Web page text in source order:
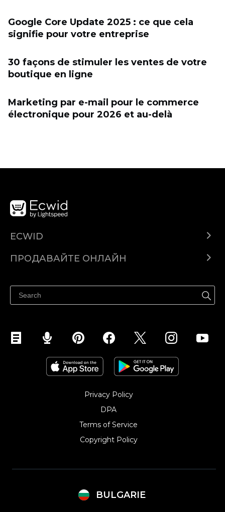
Google Core Update 2025 : ce que cela
signifie pour votre entreprise
30 façons de stimuler les ventes de votre
boutique en ligne
Marketing par e-mail pour le commerce
électronique pour 2026 et au-delà
ECWID
Помощен център
ПРОДАВАЙТЕ ОНЛАЙН
Продавайте във Facebook
Продавайте в Instagram
Privacy Policy
DPA
Terms of Service
Copyright Policy‎
BULGARIE